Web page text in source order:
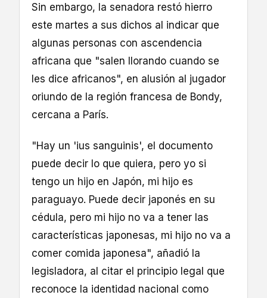
Sin embargo, la senadora restó hierro
este martes a sus dichos al indicar que
algunas personas con ascendencia
africana que "salen llorando cuando se
les dice africanos", en alusión al jugador
oriundo de la región francesa de Bondy,
cercana a París.
"Hay un 'ius sanguinis', el documento
puede decir lo que quiera, pero yo si
tengo un hijo en Japón, mi hijo es
paraguayo. Puede decir japonés en su
cédula, pero mi hijo no va a tener las
características japonesas, mi hijo no va a
comer comida japonesa", añadió la
legisladora, al citar el principio legal que
reconoce la identidad nacional como